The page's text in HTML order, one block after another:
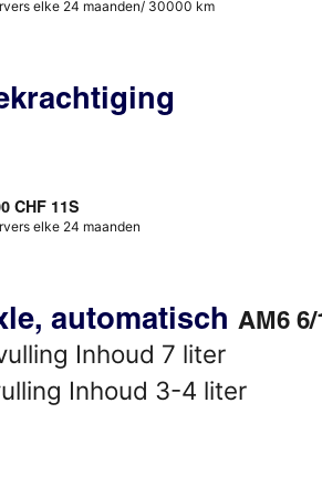
elke 24 maanden/ 30000 km
CHF 11S
elke 24 maanden
automatisch AM6 6/
Inhoud 7 liter
Inhoud 3-4 liter